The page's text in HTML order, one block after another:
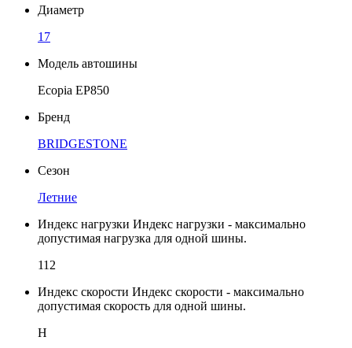
Диаметр
17
Модель автошины
Ecopia EP850
Бренд
BRIDGESTONE
Сезон
Летние
Индекс нагрузки Индекс нагрузки - максимально
допустимая нагрузка для одной шины.
112
Индекс скорости Индекс скорости - максимально
допустимая скорость для одной шины.
H